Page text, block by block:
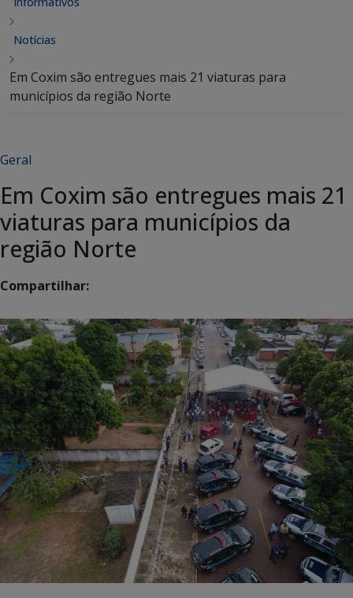
Notícias
Em Coxim são entregues mais 21 viaturas para
municípios da região Norte
Geral
Em Coxim são entregues mais 21
viaturas para municípios da
região Norte
Compartilhar: